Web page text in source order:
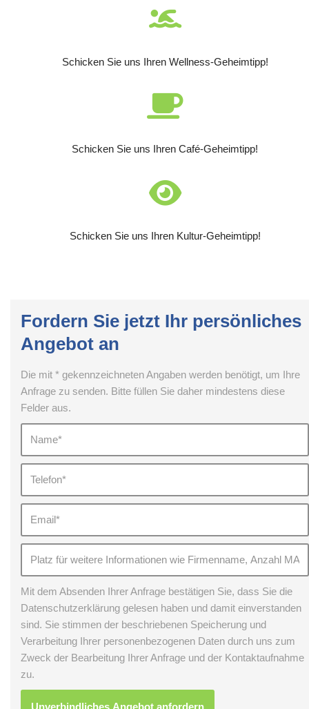
Schicken Sie uns Ihren Wellness-Geheimtipp!
Schicken Sie uns Ihren Café-Geheimtipp!
Schicken Sie uns Ihren Kultur-Geheimtipp!
Fordern Sie jetzt Ihr persönliches
Angebot an
Die mit * gekennzeichneten Angaben werden benötigt, um Ihre
Anfrage zu senden. Bitte füllen Sie daher mindestens diese
Felder aus.
Mit dem Absenden Ihrer Anfrage bestätigen Sie, dass Sie die
Datenschutzerklärung gelesen haben und damit einverstanden
sind. Sie stimmen der beschriebenen Speicherung und
Verarbeitung Ihrer personenbezogenen Daten durch uns zum
Zweck der Bearbeitung Ihrer Anfrage und der Kontaktaufnahme
zu.